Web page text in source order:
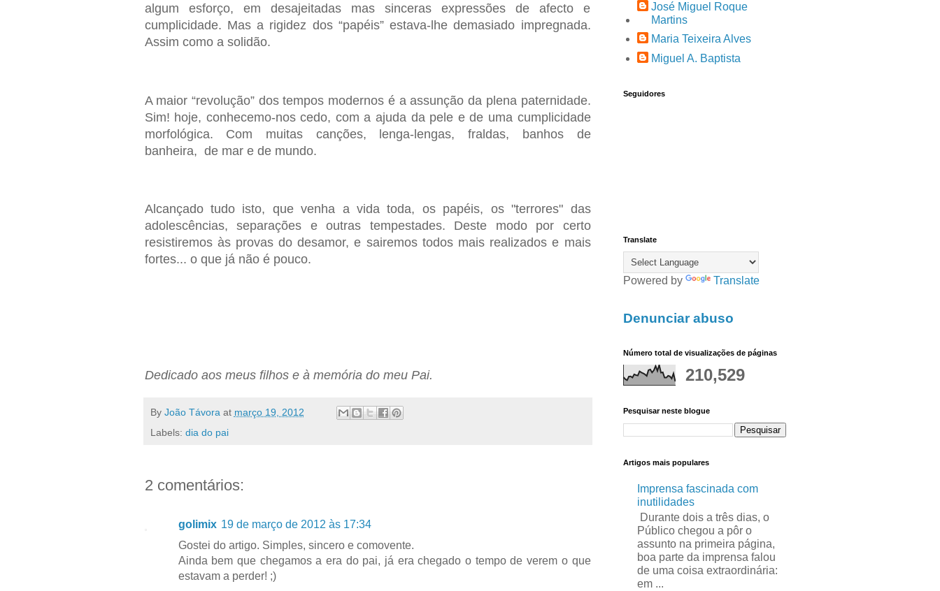
algum esforço, em desajeitadas mas sinceras expressões de afecto e
cumplicidade. Mas a rigidez dos “papéis” estava-lhe demasiado impregnada.
Assim como a solidão.
A maior “revolução” dos tempos modernos é a assunção da plena paternidade.
Sim! hoje, conhecemo-nos cedo, com a ajuda da pele e de uma cumplicidade
morfológica. Com muitas canções, lenga-lengas, fraldas, banhos de
banheira, de mar e de mundo.
Alcançado tudo isto, que venha a vida toda, os papéis, os "terrores" das
adolescências, separações e outras tempestades. Deste modo por certo
resistiremos às provas do desamor, e sairemos todos mais realizados e mais
fortes... o que já não é pouco.
Dedicado aos meus filhos e à memória do meu Pai.
By João Távora at março 19, 2012
Labels: dia do pai
2 comentários:
golimix 19 de março de 2012 às 17:34
Gostei do artigo. Simples, sincero e comovente.
Ainda bem que chegamos a era do pai, já era chegado o tempo de verem o que
estavam a perder! ;)
José Miguel Roque
Martins
Maria Teixeira Alves
Miguel A. Baptista
Seguidores
Translate
Powered by Translate
Denunciar abuso
Número total de visualizações de páginas
210,529
Pesquisar neste blogue
Artigos mais populares
Imprensa fascinada com
inutilidades
Durante dois a três dias, o
Público chegou a pôr o
assunto na primeira página,
boa parte da imprensa falou
de uma coisa extraordinária:
em ...